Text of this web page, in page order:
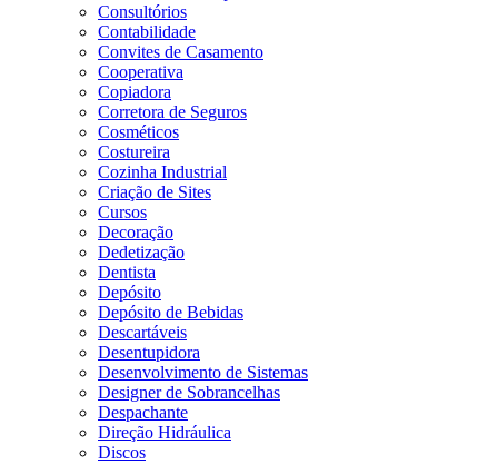
Consultórios
Contabilidade
Convites de Casamento
Cooperativa
Copiadora
Corretora de Seguros
Cosméticos
Costureira
Cozinha Industrial
Criação de Sites
Cursos
Decoração
Dedetização
Dentista
Depósito
Depósito de Bebidas
Descartáveis
Desentupidora
Desenvolvimento de Sistemas
Designer de Sobrancelhas
Despachante
Direção Hidráulica
Discos